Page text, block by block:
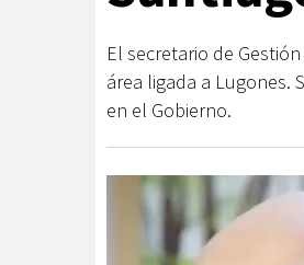
El secretario de
área ligada a Lugones.
en el Gobierno.